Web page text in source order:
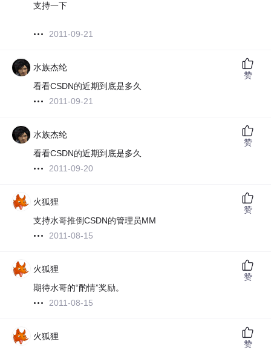
支持一下
2011-09-21
水族杰纶
看看CSDN的近期到底是多久
2011-09-21
赞
水族杰纶
看看CSDN的近期到底是多久
2011-09-20
赞
火狐狸
支持水哥推倒CSDN的管理员MM
2011-08-15
赞
火狐狸
期待水哥的“酌情”奖励。
2011-08-15
赞
火狐狸
赞